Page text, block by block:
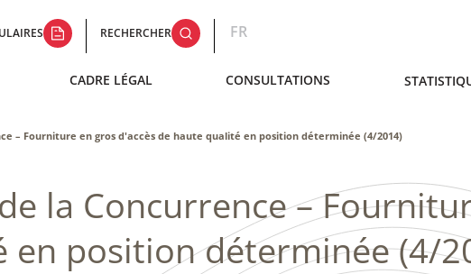
RECHERCHER FR
CADRE LÉGAL CONSULTATIONS
– Fourniture en gros d'accès de haute qualité en position déterminée​ (4/2014)
la Concurrence –
en position déterminée​ (4/